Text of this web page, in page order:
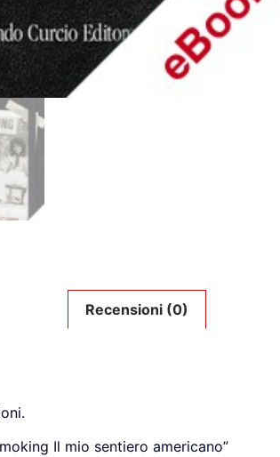
Recensioni (0)
Il mio sentiero americano”